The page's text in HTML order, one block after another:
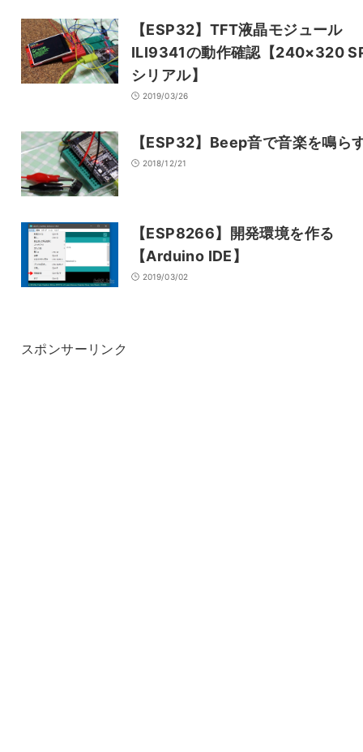
【ESP32】TFT液晶モジュール
ILI9341の動作確認【240×320
シリアル】
2019/03/26
【ESP32】Beep音で音楽を鳴ら
2018/12/21
【ESP8266】開発環境を作る
【Arduino IDE】
2019/03/02
スポンサーリンク